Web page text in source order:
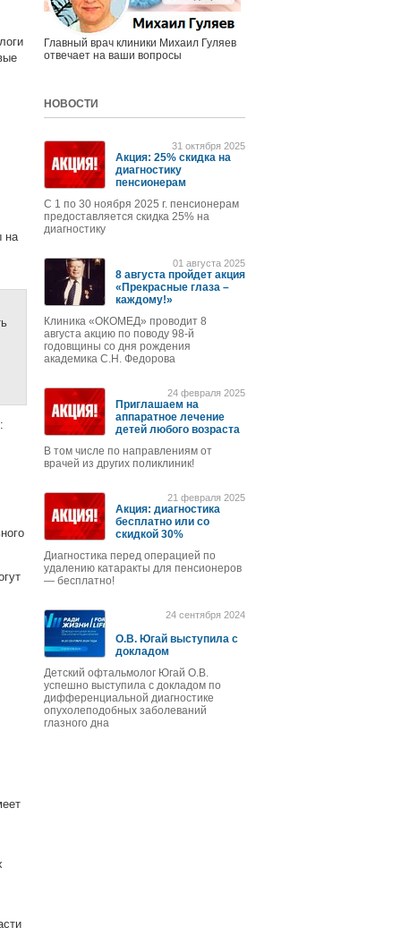
на
Главный врач клиники Михаил Гуляев
отвечает на ваши вопросы
НОВОСТИ
Акция: 25% скидка на
диагностику
пенсионерам
31 октября 2025
С 1 по 30 ноября 2025 г. пенсионерам
предоставляется скидка 25% на
диагностику
8 августа пройдет акция
«Прекрасные глаза –
каждому!»
01 августа 2025
Клиника «ОКОМЕД» проводит 8
августа акцию по поводу 98-й
годовщины со дня рождения
академика С.Н. Федорова
Приглашаем на
аппаратное лечение
детей любого возраста
24 февраля 2025
В том числе по направлениям от
врачей из других поликлиник!
Акция: диагностика
бесплатно или со
скидкой 30%
21 февраля 2025
Диагностика перед операцией по
удалению катаракты для пенсионеров
— бесплатно!
О.В. Югай выступила с
докладом
24 сентября 2024
Детский офтальмолог Югай О.В.
успешно выступила с докладом по
дифференциальной диагностике
опухолеподобных заболеваний
глазного дна